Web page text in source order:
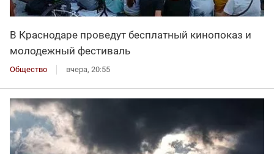
В Краснодаре проведут бесплатный кинопоказ и
молодежный фестиваль
Общество вчера, 20:55